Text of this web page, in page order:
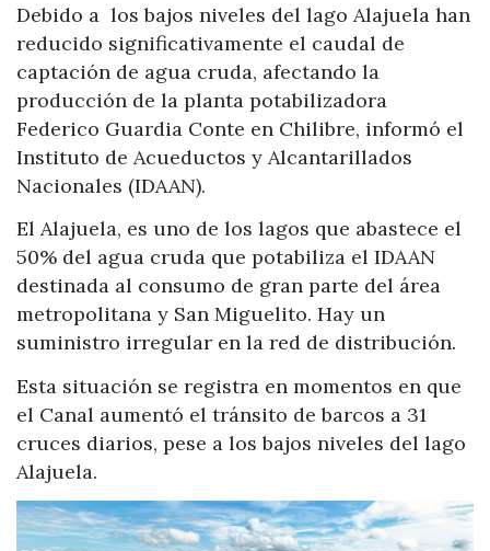
Debido a los bajos niveles del lago Alajuela han
reducido significativamente el caudal de
captación de agua cruda, afectando la
producción de la planta potabilizadora
Federico Guardia Conte en Chilibre, informó el
Instituto de Acueductos y Alcantarillados
Nacionales (IDAAN).
El Alajuela, es uno de los lagos que abastece el
50% del agua cruda que potabiliza el IDAAN
destinada al consumo de gran parte del área
metropolitana y San Miguelito. Hay un
suministro irregular en la red de distribución.
Esta situación se registra en momentos en que
el Canal aumentó el tránsito de barcos a 31
cruces diarios, pese a los bajos niveles del lago
Alajuela.